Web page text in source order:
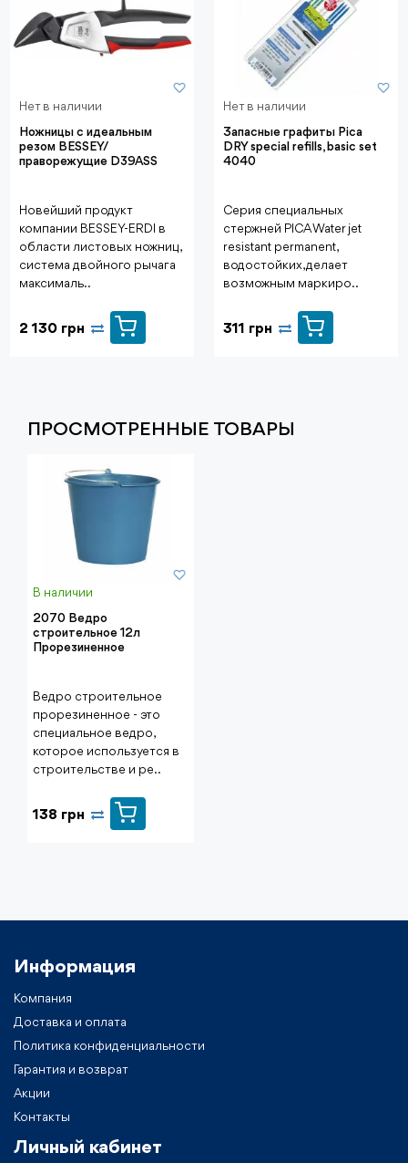
Нет в наличии
Ножницы с идеальным
резом BESSEY/
праворежущие D39ASS
Новейший продукт
компании BESSEY-ERDI в
области листовых ножниц,
система двойного рычага
максималь..
2 130 грн
Нет в наличии
Запасные графиты Pica
DRY special refills, basic set
4040
Серия специальных
стержней PICA Water jet
resistant permanent,
водостойких, делает
возможным маркиро..
311 грн
ПРОСМОТРЕННЫЕ ТОВАРЫ
В наличии
2070 Ведро
строительное 12л
Прорезиненное
Ведро строительное
прорезиненное - это
специальное ведро,
которое используется в
строительстве и ре..
138 грн
Информация
Компания
Доставка и оплата
Политика конфиденциальности
Гарантия и возврат
Акции
Контакты
Личный кабинет